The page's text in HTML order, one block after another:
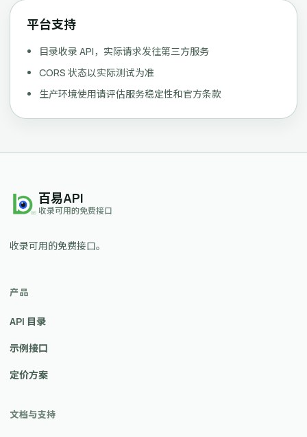
平台支持
目录收录 API，实际请求发往第三方服务
CORS 状态以实际测试为准
生产环境使用请评估服务稳定性和官方条款
百易API
收录可用的免费接口
收录可用的免费接口。
产品
API 目录
示例接口
定价方案
文档与支持